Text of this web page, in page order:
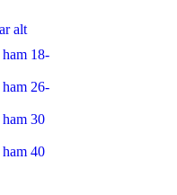
alt
18-
26-
30
40